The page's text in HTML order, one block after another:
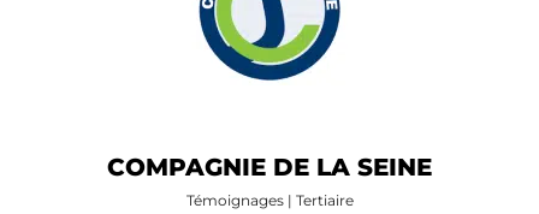
COMPAGNIE DE LA SEINE
Témoignages| Tertiaire